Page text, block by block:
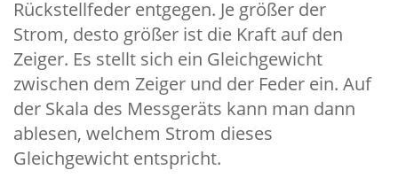
Rückstellfeder entgegen. Je größer der
Strom, desto größer ist die Kraft auf den
Zeiger. Es stellt sich ein Gleichgewicht
zwischen dem Zeiger und der Feder ein. Auf
der Skala des Messgeräts kann man dann
ablesen, welchem Strom dieses
Gleichgewicht entspricht.